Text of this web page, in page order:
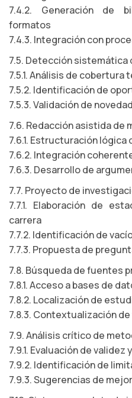
7.4.2. Generación de
formatos
7.4.3. Integración con
7.5. Detección
7.5.1. Análisis de
7.5.2. Identificación de
7.5.3. Validación de
7.6. Redacción asistida de
7.6.1. Estructuración
7.6.2. Integración
7.6.3. Desarrollo de
7.7. Proyecto de
7.7.1. Elaboración de
carrera
7.7.2. Identificación de
7.7.3. Propuesta de
7.8. Búsqueda de fuentes
7.8.1. Acceso a bases de
7.8.2. Localización de
7.8.3. Contextualización
7.9. Análisis crítico de
7.9.1. Evaluación de validez
7.9.2. Identificación de
7.9.3. Sugerencias de